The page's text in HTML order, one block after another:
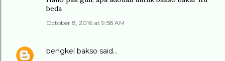
beda
October 8, 2016 at 9:58 AM
bengkel bakso said…